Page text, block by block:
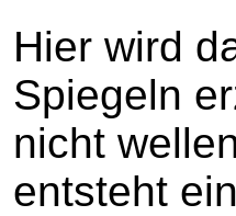
Hier wird
Spiegeln
nicht
entsteht